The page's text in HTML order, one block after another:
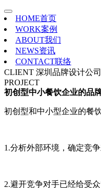
HOME首页
WORK案例
ABOUT我们
NEWS资讯
CONTACT联络
CLIENT 深圳品牌设计公
PROJECT
初创型中小餐饮企业的品
初创型和中小型企业的餐
1.分析外部环境，确定竞
2.避开竞争对手已经给受